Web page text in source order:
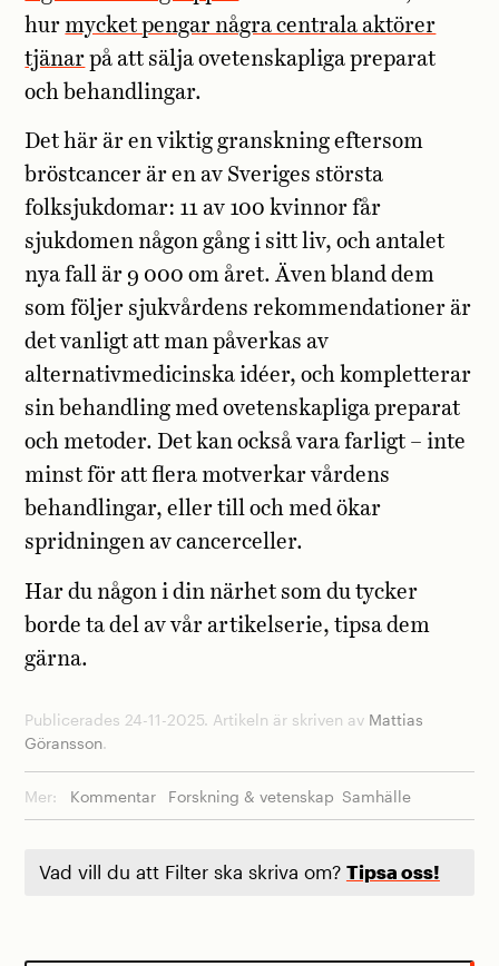
hur mycket pengar några centrala aktörer
tjänar på att sälja ovetenskapliga preparat
och behandlingar.
Det här är en viktig granskning eftersom
bröstcancer är en av Sveriges största
folksjukdomar: 11 av 100 kvinnor får
sjukdomen någon gång i sitt liv, och antalet
nya fall är 9 000 om året. Även bland dem
som följer sjukvårdens rekommendationer är
det vanligt att man påverkas av
alternativmedicinska idéer, och kompletterar
sin behandling med ovetenskapliga preparat
och metoder. Det kan också vara farligt – inte
minst för att flera motverkar vårdens
behandlingar, eller till och med ökar
spridningen av cancerceller.
Har du någon i din närhet som du tycker
borde ta del av vår artikelserie, tipsa dem
gärna.
Publicerades 24-11-2025. Artikeln är skriven av Mattias
Göransson.
Mer: Kommentar Forskning & vetenskap Samhälle
Vad vill du att Filter ska skriva om? Tipsa oss!